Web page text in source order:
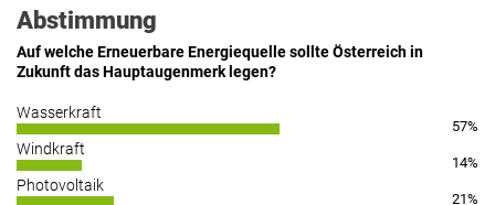
https://www.facebook.com/energiebau/
Abstimmung
Auf welche Erneuerbare Energiequelle sollte Österreich in
Zukunft das Hauptaugenmerk legen?
Wasserkraft
57%
Windkraft
14%
Photovoltaik
21%